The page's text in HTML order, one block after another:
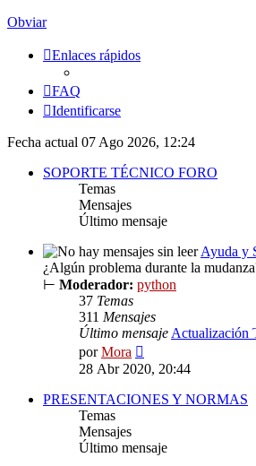
Obviar
Enlaces rápidos
FAQ
Identificarse
Fecha actual 07 Ago 2026, 12:24
SOPORTE TÉCNICO FORO
Temas
Mensajes
Último mensaje
Ayuda y
¿Algún problema durante la
⊢ Moderador: python
37 Temas
311 Mensajes
Último mensaje Actualización
porMora
último
mensaje
28 Abr 2020, 20:44
PRESENTACIONES Y NORMAS
Temas
Mensajes
Último mensaje